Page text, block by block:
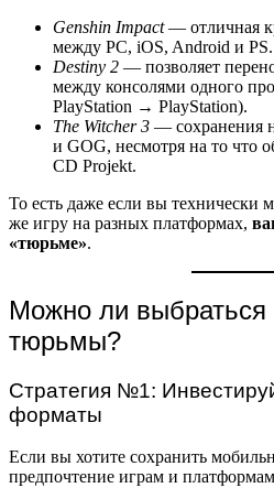
Genshin Impact— отличная
между PC, iOS, Android и PS.
Destiny 2 — позволяет
между консолями одного
PlayStation → PlayStation).
The Witcher 3 — сохранения
и GOG, несмотря на то что
CD Projekt.
То есть даже если вы технически
же игру на разных платформах,
«тюрьме».
Можно ли
тюрьмы?
Стратегия №1:
форматы
Если вы хотите сохранить
предпочтение играм и